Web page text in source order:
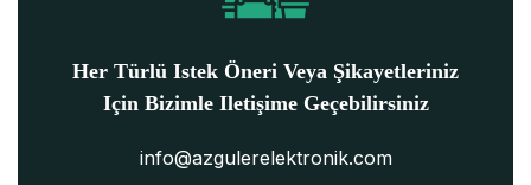
Her Türlü Istek Öneri Veya Şikayetleriniz
Için Bizimle Iletişime Geçebilirsiniz
info@azgulerelektronik.com